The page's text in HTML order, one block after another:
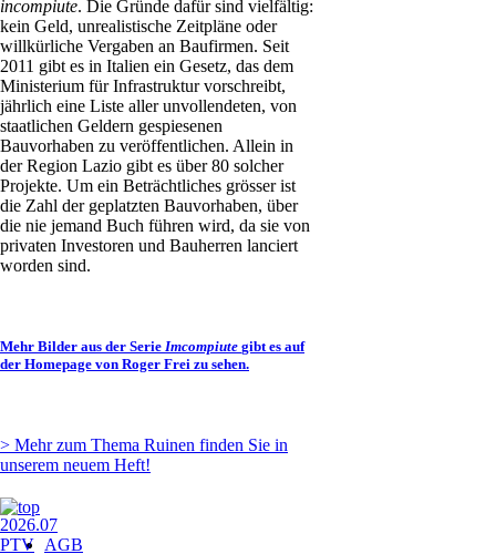
incompiute. Die Gründe dafür sind vielfältig:
kein Geld, unrealistische Zeitpläne oder
willkürliche Vergaben an Baufirmen. Seit
2011 gibt es in Italien ein Gesetz, das dem
Ministerium für Infrastruktur vorschreibt,
jährlich eine Liste aller unvollendeten, von
staatlichen Geldern gespiesenen
Bauvorhaben zu veröffentlichen. Allein in
der Region Lazio gibt es über 80 solcher
Projekte. Um ein Beträchtliches grösser ist
die Zahl der geplatzten Bauvorhaben, über
die nie jemand Buch führen wird, da sie von
privaten Investoren und Bauherren lanciert
worden sind.
Mehr Bilder aus der Serie Imcompiute gibt es auf
der Homepage von Roger Frei zu sehen.
> Mehr zum Thema Ruinen finden Sie in
unserem neuem Heft!
Navigation
überspringen
AGB